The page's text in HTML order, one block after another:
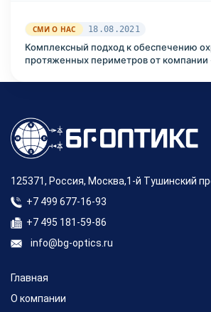
СМИ О НАС 18.08.2021
Комплексный подход к обеспечению
протяженных периметров от компании
125371, Россия, Москва,1-й Тушинский
+7 499 677-16-93
+7 495 181-59-86
info@bg-optics.ru
Главная
О компании